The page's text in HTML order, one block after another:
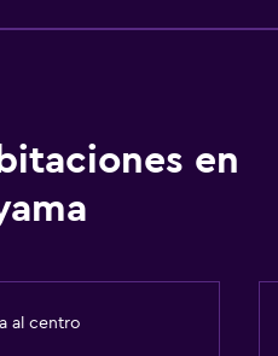
en
al centro